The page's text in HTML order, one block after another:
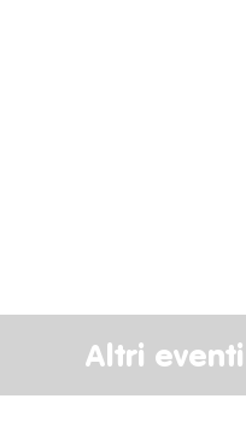
Altri